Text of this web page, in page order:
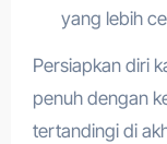
yang lebih
Persiapkan diri
penuh dengan
tertandingi di